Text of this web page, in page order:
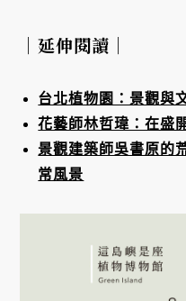
｜延伸閱讀｜
台北植物園：景觀與
花藝師林哲瑋：在盛
景觀建築師吳書原的
常風景